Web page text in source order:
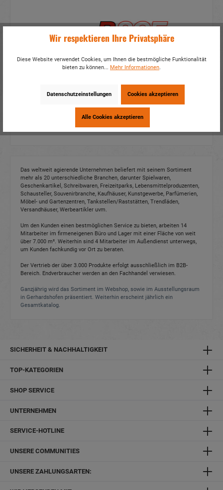
Das weltweit agierende Unternehmen beliefert mit seinem Sortiment
mehr als 20 unterschiedliche Branchen, darunter Spielwaren,
Geschenkartikel, Schreibwaren, Freizeitparks, Lebensmittelproduzenten,
Schausteller, Souvenirbranche, Kaufhäuser, Kunstgewerbe, Parfümerien,
Möbel- und Gartenzentren, Tankstellen/Raststätten, Trendläden,
Versandhäuser, Werbeartikler uvm.
Um den Kunden einen bestmöglichen Service zu bieten, arbeiten 14
Mitarbeiter im firmeneigenen Büro und Lager mit einer Fläche von weit
über 7.000 m². Weiterhin sind 4 Mitarbeiter im Außendienst unterwegs,
um Kunden fachkundig vor Ort zu beraten.
Der Vertrieb der über 3.000 Produkte erfolgt ausschließlich im B2B-
Bereich. Endverbraucher werden an den Fachhandel verwiesen.
Ganzjährig wird das Sortiment im Webshop, sowie im Ausstellungsraum
in Gerhardshofen präsentiert. Weiterhin erscheint jährlich ein
Gesamtkatalog.
SICHERHEIT & NACHHALTIGKEIT
TOP-KATEGORIEN
SHOP SERVICE
UNTERNEHMEN
SERVICE-HOTLINE
UNSERE COMMUNITIES
UNSERE ZAHLUNGSARTEN:
Wir respektieren Ihre Privatsphäre
Diese Website verwendet Cookies, um Ihnen die bestmögliche Funktionalität
bieten zu können... Mehr Informationen.
Datenschutzeinstellungen Cookies akzeptieren
Alle Cookies akzeptieren